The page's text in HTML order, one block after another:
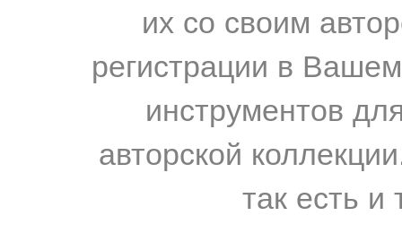
их со своим
регистрации в
инструментов
авторской
так есть и